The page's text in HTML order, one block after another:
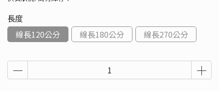
長度
線長120公分
線長180公分 線長270公分